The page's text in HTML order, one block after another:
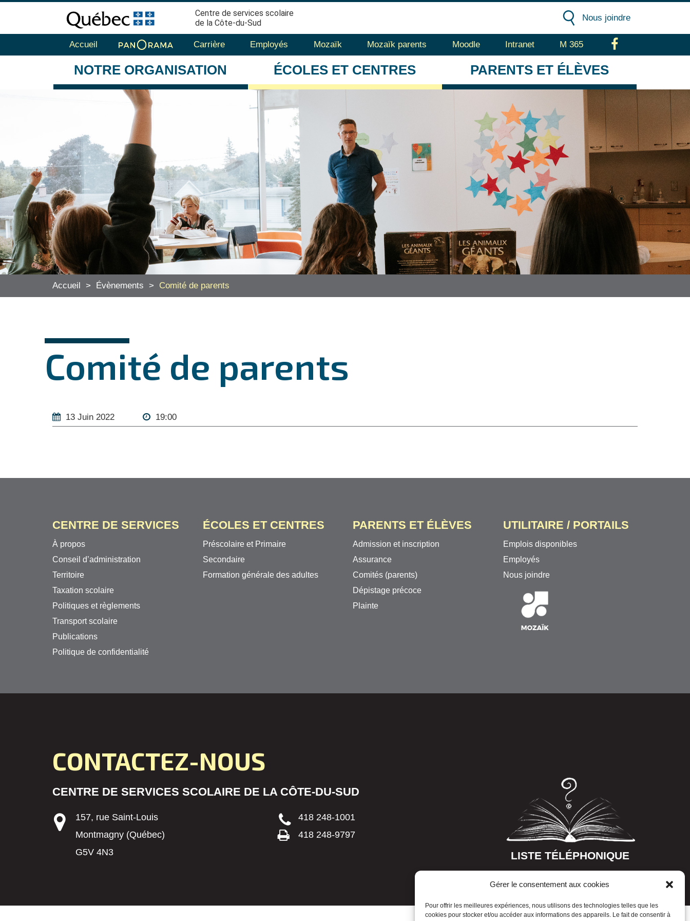
Gérer le consentement aux cookies
Pour offrir les meilleures expériences, nous utilisons des technologies telles que les
cookies pour stocker et/ou accéder aux informations des appareils. Le fait de consentir à
Centre de services scolaire
de la Côte-du-Sud
Nous joindre
Accueil Carrière Employés Mozaïk Mozaïk parents Moodle Intranet M 365
NOTRE ORGANISATION ÉCOLES ET CENTRES PARENTS ET ÉLÈVES
Accueil > Évènements > Comité de parents
Comité de parents
13 Juin 2022 19:00
CENTRE DE SERVICES
À propos
Conseil d’administration
Territoire
Taxation scolaire
Politiques et règlements
Transport scolaire
Publications
Politique de confidentialité
ÉCOLES ET CENTRES
Préscolaire et Primaire
Secondaire
Formation générale des adultes
PARENTS ET ÉLÈVES
Admission et inscription
Assurance
Comités (parents)
Dépistage précoce
Plainte
UTILITAIRE / PORTAILS
Emplois disponibles
Employés
Nous joindre
CONTACTEZ-NOUS
CENTRE DE SERVICES SCOLAIRE DE LA CÔTE-DU-SUD
157, rue Saint-Louis
Montmagny (Québec)
G5V 4N3
418 248-1001
418 248-9797
LISTE TÉLÉPHONIQUE